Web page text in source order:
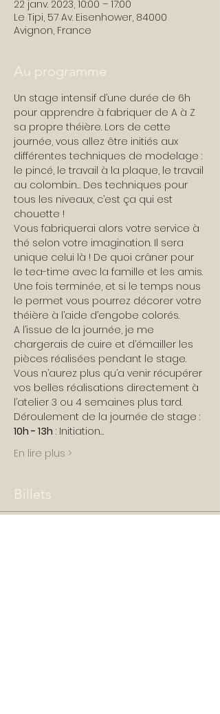
22 janv. 2023, 10:00 – 17:00
Le Tipi, 57 Av. Eisenhower, 84000
Avignon, France
Au programme
Un stage intensif d’une durée de 6h
pour apprendre à fabriquer de A à Z
sa propre théière. Lors de cette
journée, vous allez être initiés aux
différentes techniques de modelage :
le pincé, le travail à la plaque, le travail
au colombin… Des techniques pour
tous les niveaux, c’est ça qui est
chouette !
Vous fabriquerai alors votre service à
thé selon votre imagination. Il sera
unique celui là ! De quoi crâner pour
le tea-time avec la famille et les amis.
Une fois terminée, et si le temps nous
le permet vous pourrez décorer votre
théière à l’aide d’engobe colorés.
A l’issue de la journée, je me
chargerais de cuire et d’émailler les
pièces réalisées pendant le stage.
Vous n’aurez plus qu’a venir récupérer
vos belles réalisations directement à
l’atelier 3 ou 4 semaines plus tard.
Déroulement de la journée de stage :
10h - 13h : Initiation…
En lire plus >
Billets